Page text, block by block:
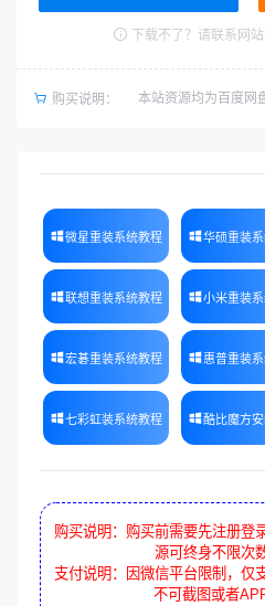
下载不了？请联系网站
购买说明： 本站资源均为百度网
微星重装系统教程 华硕重装
联想重装系统教程 小米重装
宏碁重装系统教程 惠普重装
七彩虹装系统教程 酷比魔方
购买说明：购买前需要先注册登
源可终身不限次
支付说明：因微信平台限制，仅
不可截图或者